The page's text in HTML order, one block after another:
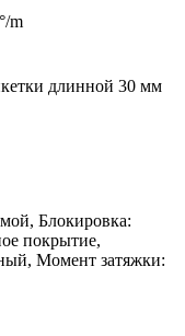
m
длинной 30 мм
Блокировка:
покрытие,
Момент затяжки: